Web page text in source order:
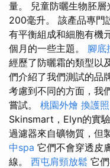
量。 兒童防曬生物胚層
200毫升。 該產品專門
有平衡組成和細胞有機
個月的一些主題。 腳底
經歷了防曬霜的類型以
們介紹了我們測試的品
考慮到不同的方面，我
嘗試。 桃園外燴 換護照
Skinsmart，Elyn的實
過濾器來自礦物質，但
中spa 它們不會穿透皮
線。 西屯肩頸放鬆 它